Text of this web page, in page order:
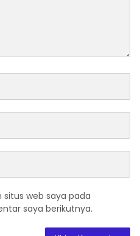
web saya pada
saya berikutnya.